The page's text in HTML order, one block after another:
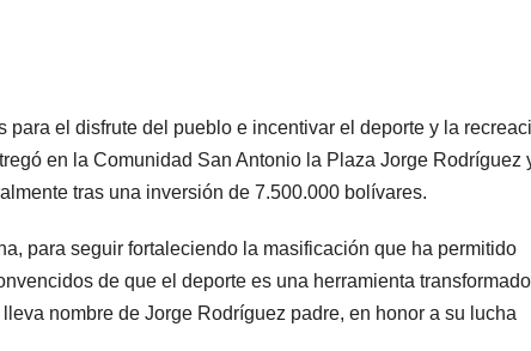
el disfrute del pueblo e incentivar el deporte y la
en la Comunidad San Antonio la Plaza Jorge Rodríguez
tras una inversión de 7.500.000 bolívares.
para seguir fortaleciendo la masificación que ha permitido
de que el deporte es una herramienta
nombre de Jorge Rodríguez padre, en honor a su lucha